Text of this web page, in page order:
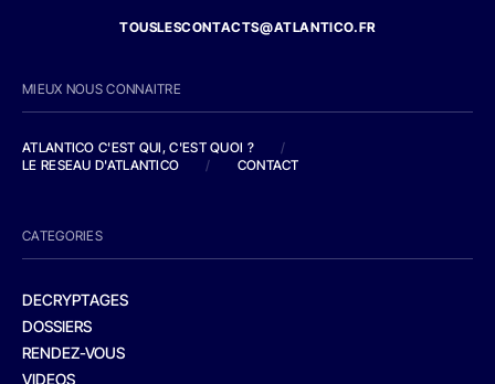
TOUSLESCONTACTS@ATLANTICO.FR
MIEUX NOUS CONNAITRE
ATLANTICO C'EST QUI, C'EST QUOI ?
/
LE RESEAU D'ATLANTICO
/ CONTACT
CATEGORIES
DECRYPTAGES
DOSSIERS
RENDEZ-VOUS
VIDEOS